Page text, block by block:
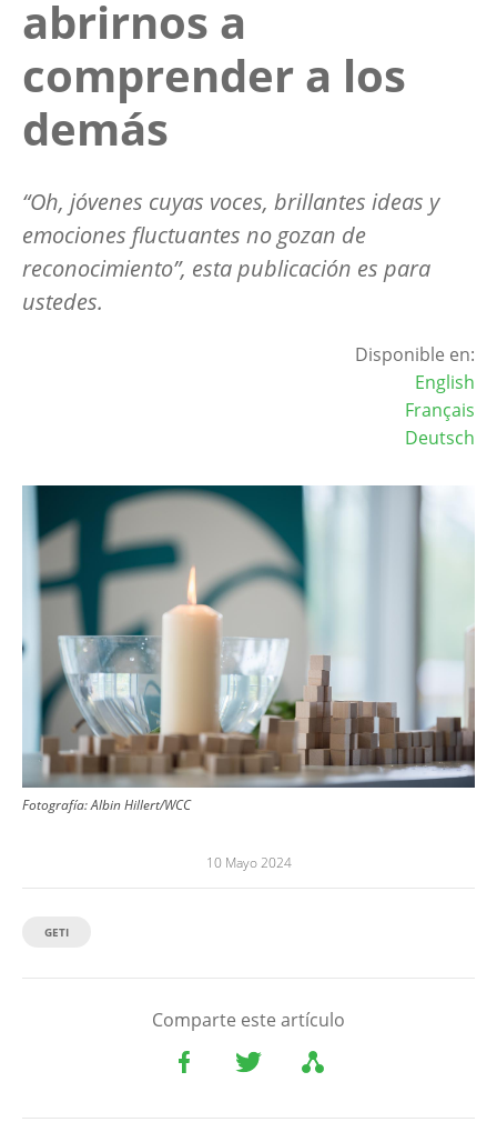
abrirnos a
comprender a los
demás
“Oh, jóvenes cuyas voces, brillantes ideas y
emociones fluctuantes no gozan de
reconocimiento”, esta publicación es para
ustedes.
Disponible en:
English
Français
Deutsch
Fotografía:Albin Hillert/WCC
10 Mayo 2024
GETI
Comparte este artículo